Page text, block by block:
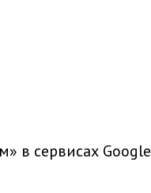
в сервисах Google